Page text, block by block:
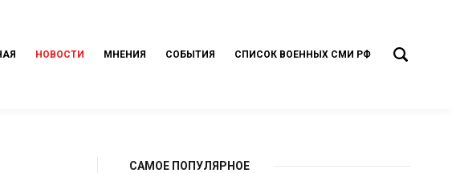
НОВОСТИ МНЕНИЯ СОБЫТИЯ СПИСОК ВОЕННЫХ СМИ РФ
САМОЕ ПОПУЛЯРНОЕ